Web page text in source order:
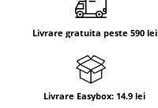
Livrare gratuita peste 590 lei
Livrare Easybox: 14.9 lei